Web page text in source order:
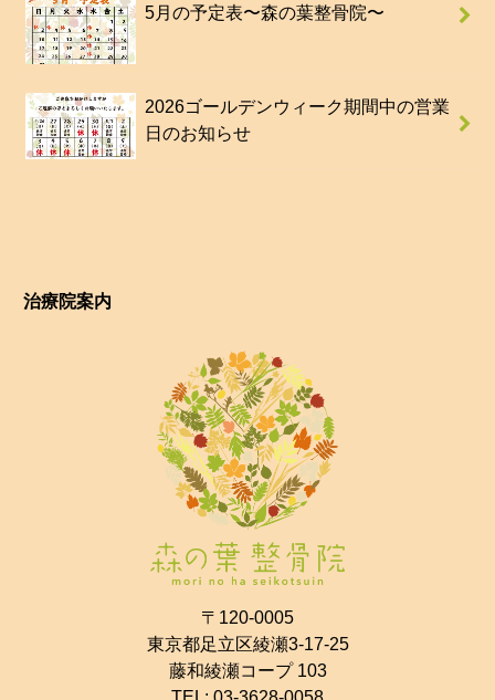
5月の予定表〜森の葉整骨院〜
2026ゴールデンウィーク期間中の営業
日のお知らせ
治療院案内
〒120-0005
東京都足立区綾瀬3-17-25
藤和綾瀬コープ 103